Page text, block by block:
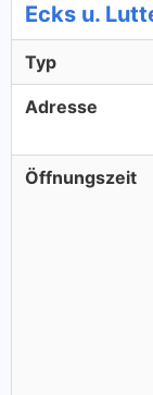
Ecks u.
Typ
Adresse
Öffnungszeit